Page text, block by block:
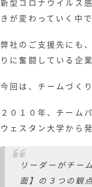
新型コロナウイルス
きが変わっていく中
弊社のご支援先にも
りに奮闘している企
今回は、チームづく
２０１０年、チーム
ウェスタン大学から
リーダーがチー
面】の３つの観